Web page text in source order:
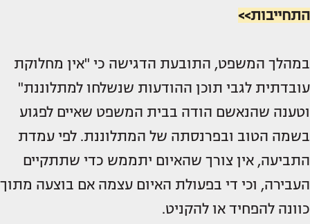
התחייבות>>
במהלך המשפט, התובעת הדגישה כי "אין מחלוקת
עובדתית לגבי תוכן ההודעות שנשלחו למתלוננת"
וטענה שהנאשם הודה בבית המשפט שאיים לפגוע
בשמה הטוב ובפרנסתה של המתלוננת. לפי עמדת
התביעה, אין צורך שהאיום יתממש כדי שתתקיים
העבירה, וכי די בפעולת האיום עצמה אם בוצעה מתוך
כוונה להפחיד או להקניט.